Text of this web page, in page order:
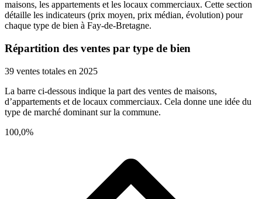
maisons, les appartements et les locaux commerciaux. Cette section
détaille les indicateurs (prix moyen, prix médian, évolution) pour
chaque type de bien à Fay-de-Bretagne.
Répartition des ventes par type de bien
39 ventes totales en 2025
La barre ci-dessous indique la part des ventes de maisons,
d’appartements et de locaux commerciaux. Cela donne une idée du
type de marché dominant sur la commune.
100,0%